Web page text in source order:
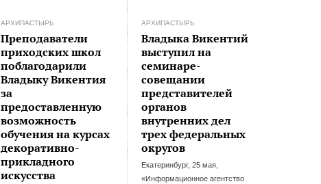
АРХИПАСТЫРЬ
Преподаватели
приходских школ
поблагодарили
Владыку Викентия
за
предоставленную
возможность
обучения на курсах
декоративно-
прикладного
искусства
АРХИПАСТЫРЬ
Владыка Викентий
выступил на
семинаре-
совещании
представителей
органов
внутренних дел
трех федеральных
округов
Екатеринбург, 25 мая,
«Информационное агентство